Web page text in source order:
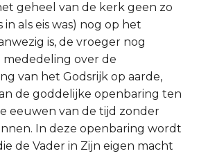
geheel van de kerk geen zo
als eis was) nog op het
is, de vroeger nog
over de
van het Godsrijk op aarde,
de goddelijke openbaring ten
eeuwen van de tijd zonder
In deze openbaring wordt
de Vader in Zijn eigen macht